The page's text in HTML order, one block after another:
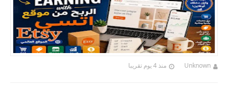
Unknown منذ 4 يوم تقريبا